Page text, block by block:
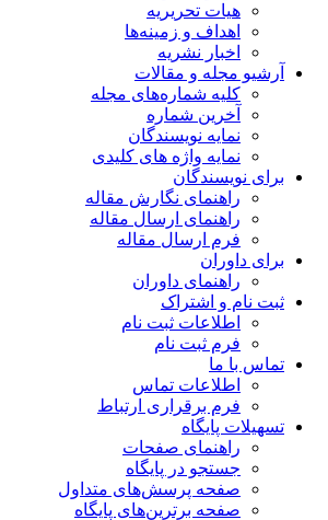
هیات تحریریه
اهداف و زمینه‌ها
اخبار نشریه
آرشیو مجله و مقالات
کلیه شماره‌های مجله
آخرین شماره
نمایه نویسندگان
نمایه واژه های کلیدی
برای نویسندگان
راهنمای نگارش مقاله
راهنمای ارسال مقاله
فرم ارسال مقاله
برای داوران
راهنمای داوران
ثبت نام و اشتراک
اطلاعات ثبت نام
فرم ثبت نام
تماس با ما
اطلاعات تماس
فرم برقراری ارتباط
تسهیلات پایگاه
راهنمای صفحات
جستجو در پایگاه
صفحه پرسش‌های متداول
صفحه برترین‌های پایگاه